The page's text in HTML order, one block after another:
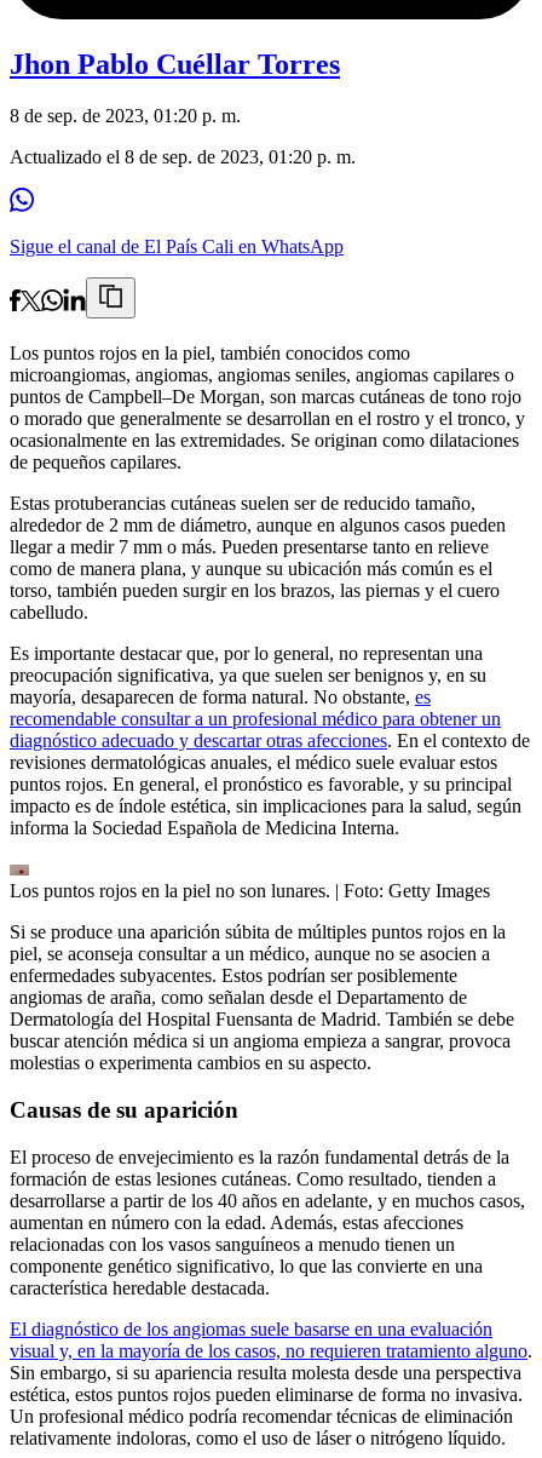
Jhon Pablo Cuéllar Torres
8 de sep. de 2023, 01:20 p. m.
Actualizado el 8 de sep. de 2023, 01:20 p. m.
Sigue el canal de El País Cali en WhatsApp
Los puntos rojos en la piel, también conocidos como
microangiomas, angiomas, angiomas seniles, angiomas capilares o
puntos de Campbell–De Morgan, son marcas cutáneas de tono rojo
o morado que generalmente se desarrollan en el rostro y el tronco, y
ocasionalmente en las extremidades. Se originan como dilataciones
de pequeños capilares.
Estas protuberancias cutáneas suelen ser de reducido tamaño,
alrededor de 2 mm de diámetro, aunque en algunos casos pueden
llegar a medir 7 mm o más. Pueden presentarse tanto en relieve
como de manera plana, y aunque su ubicación más común es el
torso, también pueden surgir en los brazos, las piernas y el cuero
cabelludo.
Es importante destacar que, por lo general, no representan una
preocupación significativa, ya que suelen ser benignos y, en su
mayoría, desaparecen de forma natural. No obstante, es
recomendable consultar a un profesional médico para obtener un
diagnóstico adecuado y descartar otras afecciones. En el contexto de
revisiones dermatológicas anuales, el médico suele evaluar estos
puntos rojos. En general, el pronóstico es favorable, y su principal
impacto es de índole estética, sin implicaciones para la salud, según
informa la Sociedad Española de Medicina Interna.
Los puntos rojos en la piel no son lunares. | Foto: Getty Images
Si se produce una aparición súbita de múltiples puntos rojos en la
piel, se aconseja consultar a un médico, aunque no se asocien a
enfermedades subyacentes. Estos podrían ser posiblemente
angiomas de araña, como señalan desde el Departamento de
Dermatología del Hospital Fuensanta de Madrid. También se debe
buscar atención médica si un angioma empieza a sangrar, provoca
molestias o experimenta cambios en su aspecto.
Causas de su aparición
El proceso de envejecimiento es la razón fundamental detrás de la
formación de estas lesiones cutáneas. Como resultado, tienden a
desarrollarse a partir de los 40 años en adelante, y en muchos casos,
aumentan en número con la edad. Además, estas afecciones
relacionadas con los vasos sanguíneos a menudo tienen un
componente genético significativo, lo que las convierte en una
característica heredable destacada.
El diagnóstico de los angiomas suele basarse en una evaluación
visual y, en la mayoría de los casos, no requieren tratamiento alguno.
Sin embargo, si su apariencia resulta molesta desde una perspectiva
estética, estos puntos rojos pueden eliminarse de forma no invasiva.
Un profesional médico podría recomendar técnicas de eliminación
relativamente indoloras, como el uso de láser o nitrógeno líquido.